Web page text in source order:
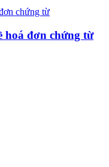
hoá đơn chứng từ